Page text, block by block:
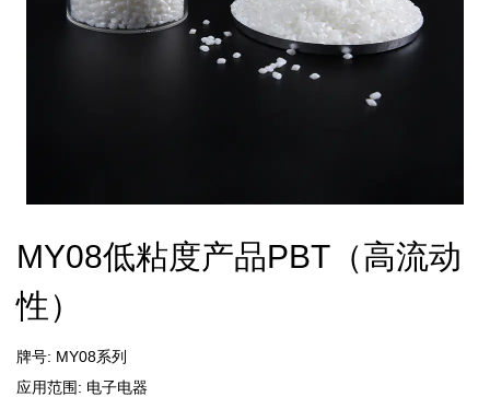
MY08低粘度产品PBT（高流动
性）
牌号: MY08系列
应用范围: 电子电器